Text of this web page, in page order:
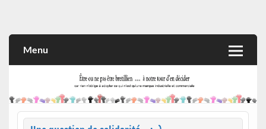
et commerciale
Menu